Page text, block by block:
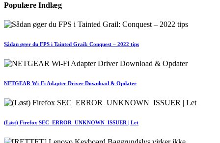
Populære Indlæg
Sådan øger du FPS i Tainted Grail: Conquest – 2022 tips
NETGEAR Wi-Fi Adapter Driver Download & Opdater
(Løst) Firefox SEC_ERROR_UNKNOWN_ISSUER | Let